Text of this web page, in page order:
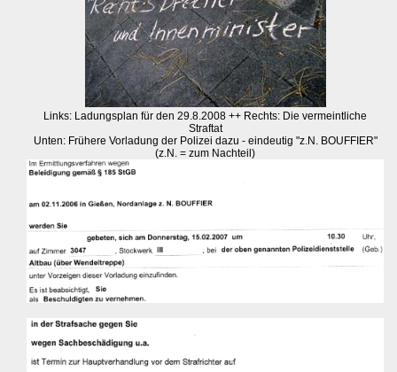
Links: Ladungsplan für den 29.8.2008 ++ Rechts: Die vermeintliche
Straftat
Unten: Frühere Vorladung der Polizei dazu - eindeutig "z.N. BOUFFIER"
(z.N. = zum Nachteil)